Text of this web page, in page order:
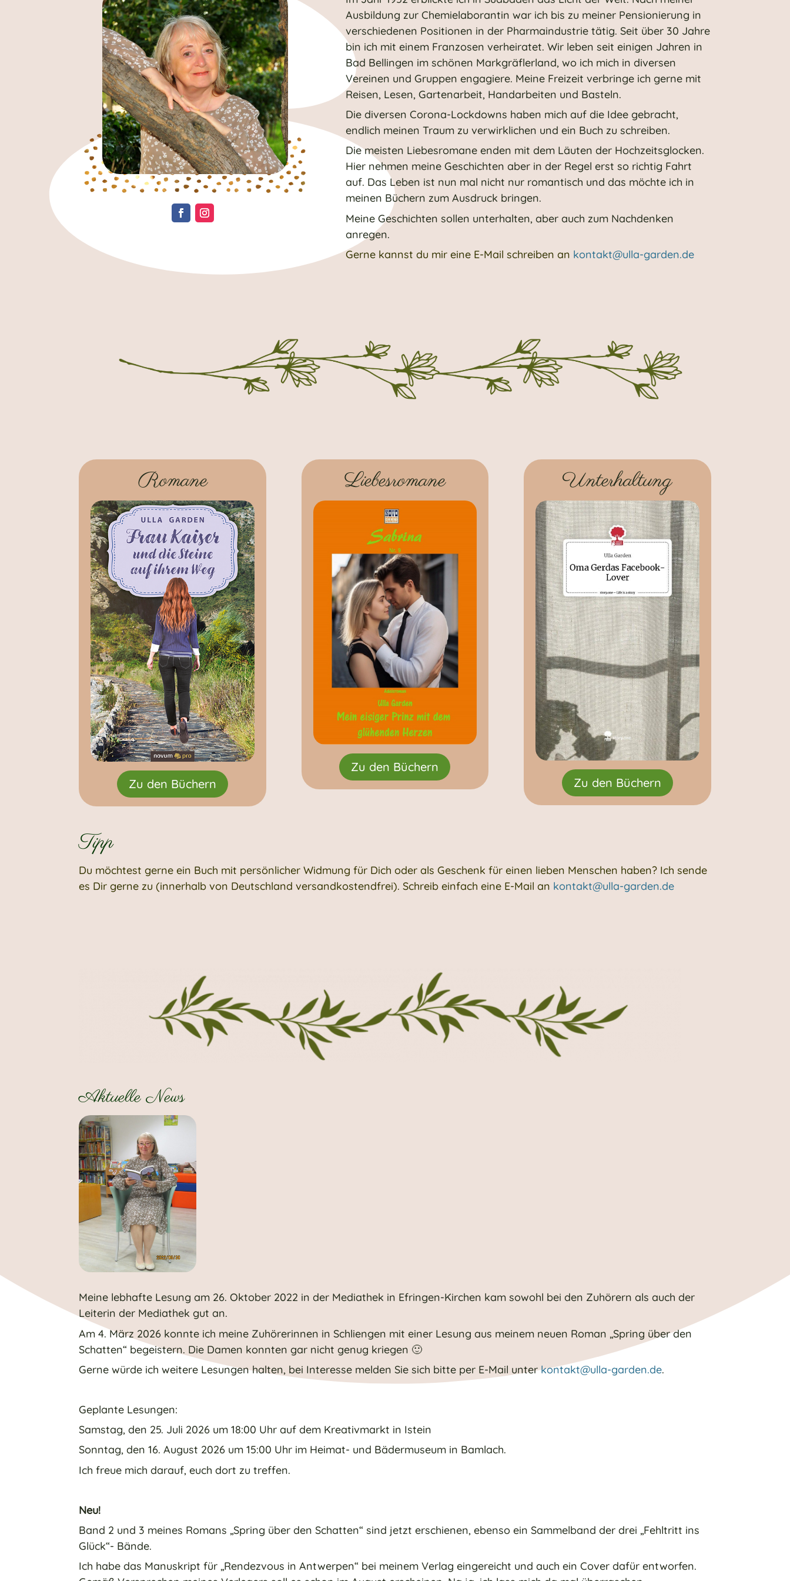
Ausbildung zur Chemielaborantin war ich bis zu meiner Pensionierung in
verschiedenen Positionen in der Pharmaindustrie tätig. Seit über 30 Jahre
bin ich mit einem Franzosen verheiratet. Wir leben seit einigen Jahren in
Bad Bellingen im schönen Markgräflerland, wo ich mich in diversen
Vereinen und Gruppen engagiere. Meine Freizeit verbringe ich gerne mit
Reisen, Lesen, Gartenarbeit, Handarbeiten und Basteln.
Die diversen Corona-Lockdowns haben mich auf die Idee gebracht,
endlich meinen Traum zu verwirklichen und ein Buch zu schreiben.
Die meisten Liebesromane enden mit dem Läuten der Hochzeitsglocken.
Hier nehmen meine Geschichten aber in der Regel erst so richtig Fahrt
auf. Das Leben ist nun mal nicht nur romantisch und das möchte ich in
meinen Büchern zum Ausdruck bringen.
Meine Geschichten sollen unterhalten, aber auch zum Nachdenken
anregen.
Gerne kannst du mir eine E-Mail schreiben an kontakt@ulla-garden.de
Romane
Zu den Büchern
Liebesromane
Zu den Büchern
Unterhaltung
Zu den Büchern
Tipp
Du möchtest gerne ein Buch mit persönlicher Widmung für Dich oder als Geschenk für einen lieben Menschen haben? Ich sende
es Dir gerne zu (innerhalb von Deutschland versandkostendfrei). Schreib einfach eine E-Mail an kontakt@ulla-garden.de
Aktuelle News
Meine lebhafte Lesung am 26. Oktober 2022 in der Mediathek in Efringen-Kirchen kam sowohl bei den Zuhörern als auch der
Leiterin der Mediathek gut an.
Am 4. März 2026 konnte ich meine Zuhörerinnen in Schliengen mit einer Lesung aus meinem neuen Roman „Spring über den
Schatten“ begeistern. Die Damen konnten gar nicht genug kriegen 🙂
Gerne würde ich weitere Lesungen halten, bei Interesse melden Sie sich bitte per E-Mail unterkontakt@ulla-garden.de.
Geplante Lesungen:
Samstag, den 25. Juli 2026 um 18:00 Uhr auf dem Kreativmarkt in Istein
Sonntag, den 16. August 2026 um 15:00 Uhr im Heimat- und Bädermuseum in Bamlach.
Ich freue mich darauf, euch dort zu treffen.
Neu!
Band 2 und 3 meines Romans „Spring über den Schatten“ sind jetzt erschienen, ebenso ein Sammelband der drei „Fehltritt ins
Glück“- Bände.
Ich habe das Manuskript für „Rendezvous in Antwerpen“ bei meinem Verlag eingereicht und auch ein Cover dafür entworfen.